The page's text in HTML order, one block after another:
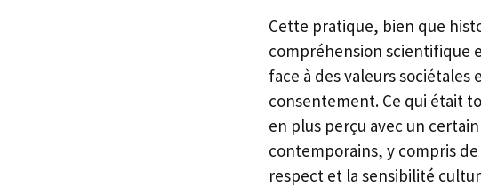
Cette pratique, bien que
compréhension scientifique
face à des valeurs
consentement. Ce qui était
en plus perçu avec un
contemporains, y compris
respect et la sensibilité